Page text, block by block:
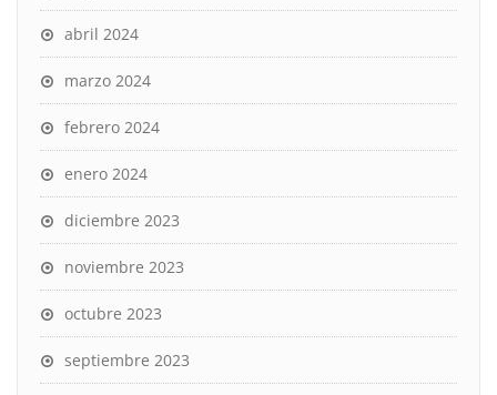
abril 2024
marzo 2024
febrero 2024
enero 2024
diciembre 2023
noviembre 2023
octubre 2023
septiembre 2023